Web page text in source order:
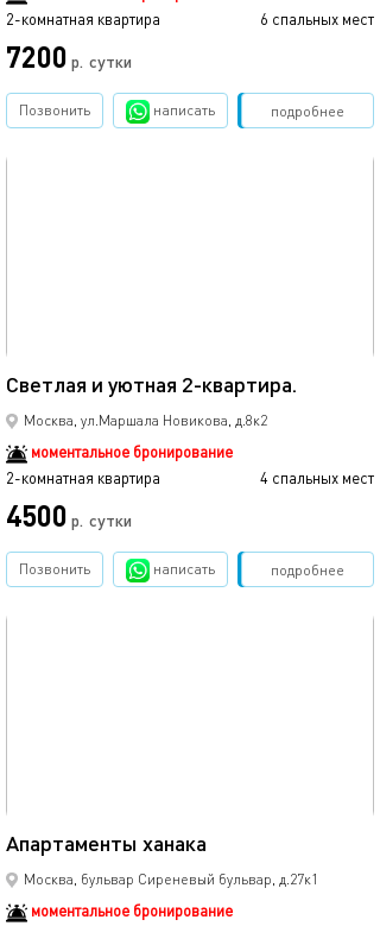
2-комнатная квартира
6 спальных мест
7200 р. сутки
подробнее
Позвонить написать Забронировать
Светлая и уютная 2-квартира.
Москва, ул.Маршала Новикова, д.8к2
моментальное бронирование
2-комнатная квартира
4 спальных мест
4500 р. сутки
подробнее
Позвонить написать Забронировать
Апартаменты ханака
Москва, бульвар Сиреневый бульвар, д.27к1
моментальное бронирование